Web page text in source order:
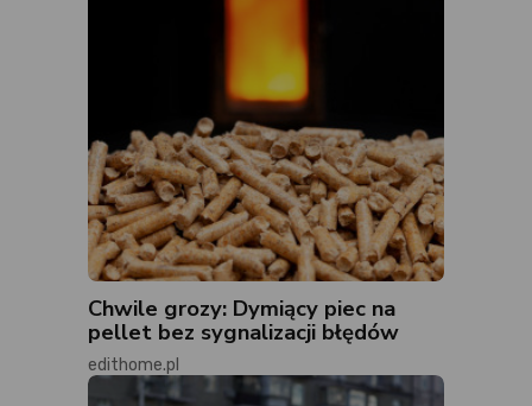
Chwile grozy: Dymiący piec na
pellet bez sygnalizacji błędów
edithome.pl